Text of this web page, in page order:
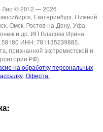
Лио © 2012 — 2026
Екатеринбург, Нижний
Омск, Ростов-на-Дону, Уфа,
и др. ИП Власова Ирина
ИНН: 781135239885.
признанной экстремистской и
РФ).
на обработку персональных
. Оферта.